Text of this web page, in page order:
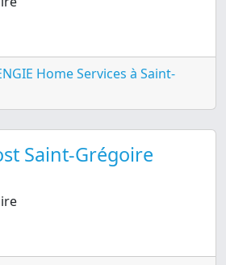
Home Services à Saint-
Saint-Grégoire